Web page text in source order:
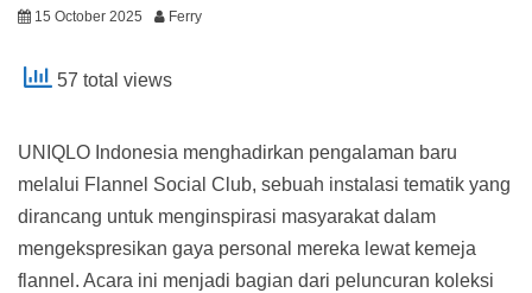
15 October 2025 Ferry
57 total views
UNIQLO Indonesia menghadirkan pengalaman baru
melalui Flannel Social Club, sebuah instalasi tematik yang
dirancang untuk menginspirasi masyarakat dalam
mengekspresikan gaya personal mereka lewat kemeja
flannel. Acara ini menjadi bagian dari peluncuran koleksi